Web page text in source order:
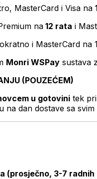
MasterCard i Visa na
na 12 rata i
i MasterCard na
Monri WSPay sustava
(POUZEĆEM)
u gotovini tek
na dan dostave sa svim
(prosječno, 3-7 radnih